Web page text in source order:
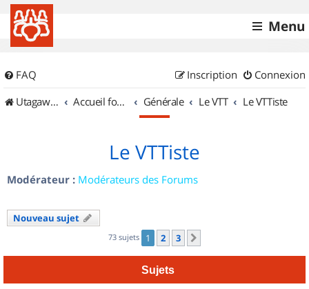
Menu
FAQ Connexion
Inscription
UtagawaVTT (Randos VTT et VTTAE avec traces GPS)
Accueil forum Générale Le VTT Le VTTiste
Le VTTiste
Modérateur : Modérateurs des Forums
Nouveau sujet
73 sujets 1 2 3
Sujets